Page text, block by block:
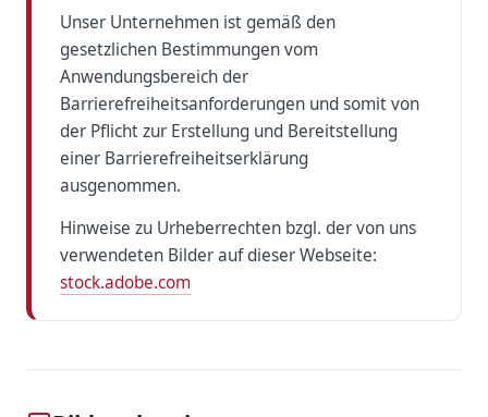
Unser Unternehmen ist gemäß den
gesetzlichen Bestimmungen vom
Anwendungsbereich der
Barrierefreiheitsanforderungen und somit von
der Pflicht zur Erstellung und Bereitstellung
einer Barrierefreiheitserklärung
ausgenommen.
Hinweise zu Urheberrechten bzgl. der von uns
verwendeten Bilder auf dieser Webseite:
stock.adobe.com